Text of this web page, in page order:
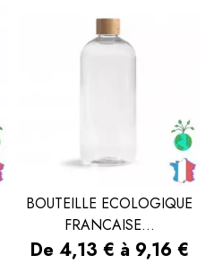
BOUTEILLE ECOLOGIQUE
FRANCAISE...
Prix
De 4,13 € à 9,16 €